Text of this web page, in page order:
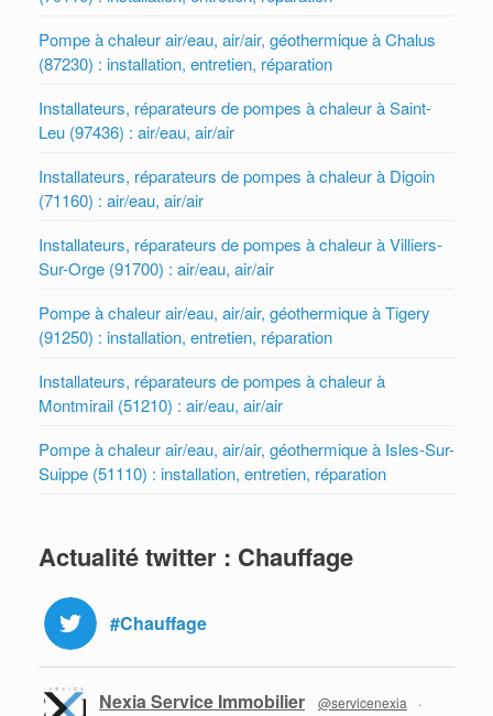
Pompe à chaleur air/eau, air/air, géothermique à Chalus
(87230) : installation, entretien, réparation
Installateurs, réparateurs de pompes à chaleur à Saint-
Leu (97436) : air/eau, air/air
Installateurs, réparateurs de pompes à chaleur à Digoin
(71160) : air/eau, air/air
Installateurs, réparateurs de pompes à chaleur à Villiers-
Sur-Orge (91700) : air/eau, air/air
Pompe à chaleur air/eau, air/air, géothermique à Tigery
(91250) : installation, entretien, réparation
Installateurs, réparateurs de pompes à chaleur à
Montmirail (51210) : air/eau, air/air
Pompe à chaleur air/eau, air/air, géothermique à Isles-Sur-
Suippe (51110) : installation, entretien, réparation
Actualité twitter : Chauffage
#Chauffage
Nexia Service Immobilier @servicenexia
·